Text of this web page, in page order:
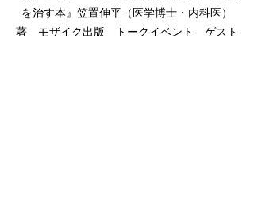
を治す本』笠置伸平（医学博士・内科医）
著　モザイク出版　トークイベント　ゲスト